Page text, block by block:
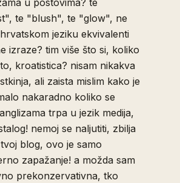
u postovima? te
te "blush", te "glow", ne
jeziku ekvivalenti
izraze? tim više što si, koliko
kroatistica? nisam nikakva
ali zaista mislim kako je
nakaradno koliko se
trpa u jezik medija,
nemoj se naljutiti, zbilja
blog, ovo je samo
zapažanje! a možda sam
prekonzervativna, tko